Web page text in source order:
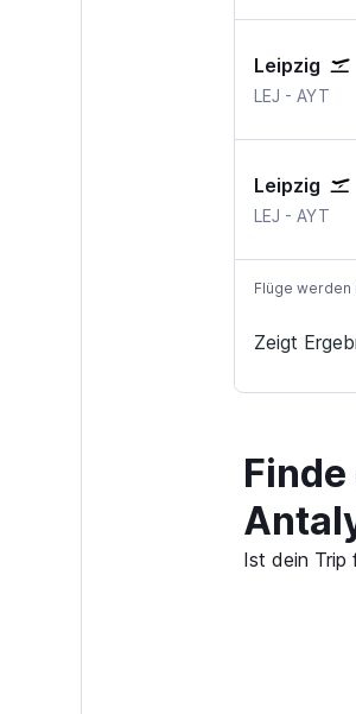
Leipzig
LEJ Leipzig
- AYT
Leipzig
LEJ Leipzig
- AYT
Flüge werden
Zeigt
Ist dein Trip